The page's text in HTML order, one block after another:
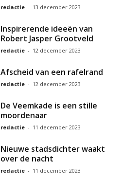
redactie - 13 december 2023
Inspirerende ideeën van
Robert Jasper Grootveld
redactie - 12 december 2023
Afscheid van een rafelrand
redactie - 12 december 2023
De Veemkade is een stille
moordenaar
redactie - 11 december 2023
Nieuwe stadsdichter waakt
over de nacht
redactie - 11 december 2023